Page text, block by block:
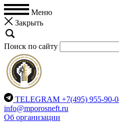
Меню
Закрыть
Поиск по сайту
TELEGRAM +7(495) 955-90-
info@mporosneft.ru
Об организации